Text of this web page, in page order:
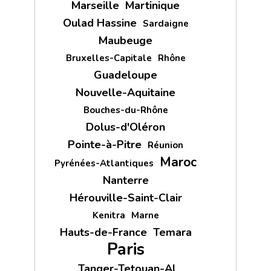
Marseille Martinique
Oulad Hassine Sardaigne
Maubeuge
Bruxelles-Capitale Rhône
Guadeloupe
Nouvelle-Aquitaine
Bouches-du-Rhône
Dolus-d'Oléron
Pointe-à-Pitre Réunion
Pyrénées-Atlantiques
Maroc
Nanterre
Hérouville-Saint-Clair
Kenitra Marne
Hauts-de-France Temara
Paris